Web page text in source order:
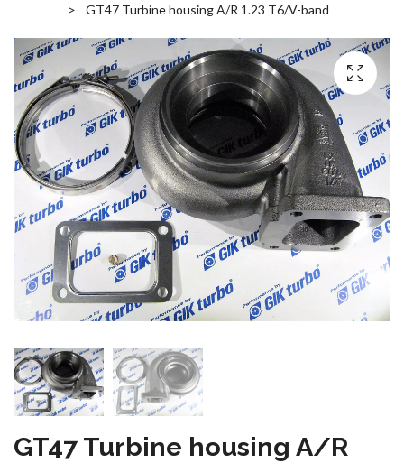
GT47 Turbine housing A/R 1.23 T6/V-band
GT47 Turbine housing A/R